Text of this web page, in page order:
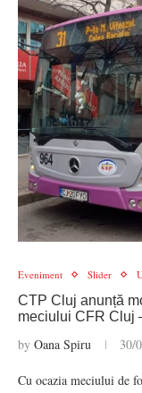
Eveniment Slider
CTP Cluj anunță
meciului CFR Cluj
by Oana Spiru 30/
Cu ocazia meciului de